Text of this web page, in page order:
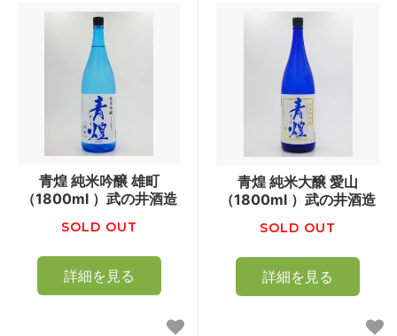
青煌 純米吟醸 雄町
（1800ml ）武の井酒造
SOLD OUT
詳細を見る
青煌 純米大醸 愛山
（1800ml ）武の井酒造
SOLD OUT
詳細を見る